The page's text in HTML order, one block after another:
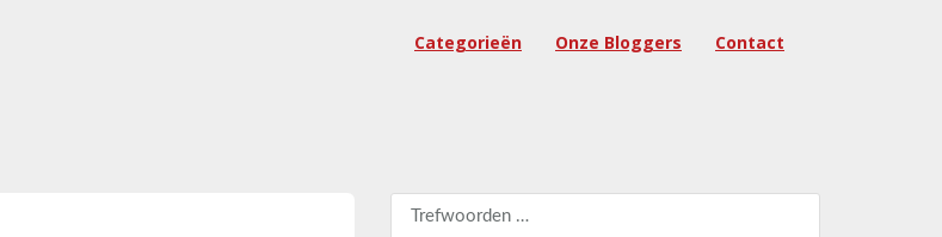
Categorieën Onze Bloggers Contact
Zoeken naar: